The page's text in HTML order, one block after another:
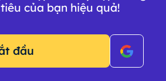
của bạn hiệu quả!
đầu